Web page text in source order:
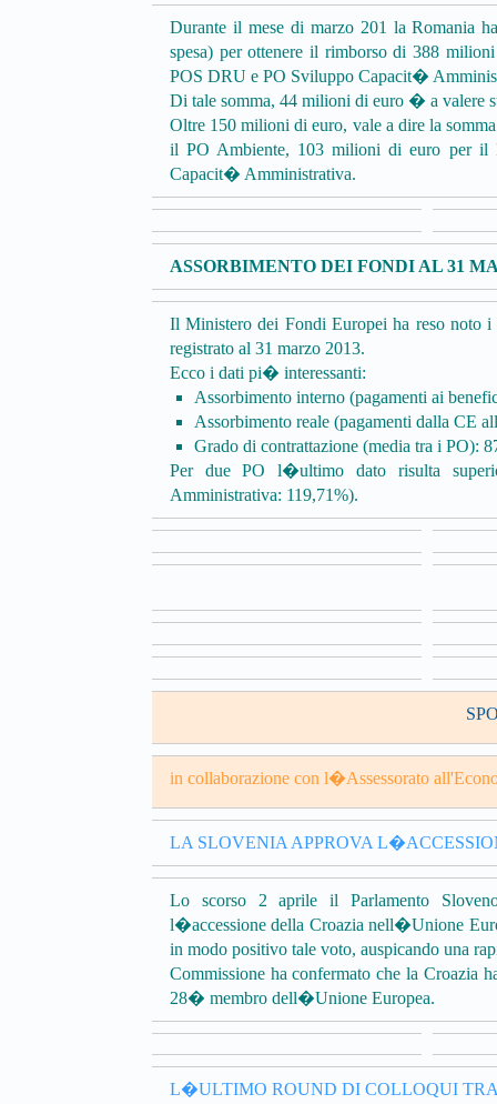
Durante il mese di marzo 201 la Romania
spesa) per ottenere il rimborso di 388
POS DRU e PO Sviluppo Capacit�
Di tale somma, 44 milioni di euro � a valere
Oltre 150 milioni di euro, vale a dire la
il PO Ambiente, 103 milioni di euro per
Capacit� Amministrativa.
ASSORBIMENTO DEI FONDI AL 31
Il Ministero dei Fondi Europei ha reso noto
registrato al 31 marzo 2013.
Ecco i dati pi� interessanti:
Assorbimento interno (pagamenti ai
Assorbimento reale (pagamenti dalla CE
Grado di contrattazione (media tra i PO):
Per due PO l�ultimo dato risulta
Amministrativa: 119,71%).
in collaborazione con l�Assessorato
LA SLOVENIA APPROVA
Lo scorso 2 aprile il Parlamento
l�accessione della Croazia nell�Unione
in modo positivo tale voto, auspicando una
Commissione ha confermato che la Croazia
28� membro dell�Unione Europea.
L�ULTIMO ROUND DI COLLOQUI